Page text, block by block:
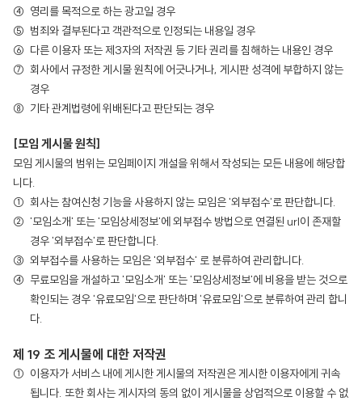
영리를 목적으로 하는 광고일 경우
범죄와 결부된다고 객관적으로 인정되는 내용일 경우
다른 이용자 또는 제3자의 저작권 등 기타 권리를 침해하는 내용인 경우
회사에서 규정한 게시물 원칙에 어긋나거나, 게시판 성격에 부합하지 않는
경우
기타 관계법령에 위배된다고 판단되는 경우
[모임 게시물 원칙]
모임 게시물의 범위는 모임페이지 개설을 위해서 작성되는 모든 내용에 해당합
니다.
회사는 참여신청 기능을 사용하지 않는 모임은 '외부접수'로 판단합니다.
'모임소개' 또는 '모임상세정보'에 외부접수 방법으로 연결된 url이 존재할
경우 '외부접수'로 판단합니다.
외부접수를 사용하는 모임은 '외부접수' 로 분류하여 관리합니다.
무료모임을 개설하고 '모임소개' 또는 '모임상세정보'에 비용을 받는 것으로
확인되는 경우 '유료모임'으로 판단하며 '유료모임'으로 분류하여 관리 합니
다.
제 19 조 게시물에 대한 저작권
이용자가 서비스 내에 게시한 게시물의 저작권은 게시한 이용자에게 귀속
됩니다. 또한 회사는 게시자의 동의 없이 게시물을 상업적으로 이용할 수 없